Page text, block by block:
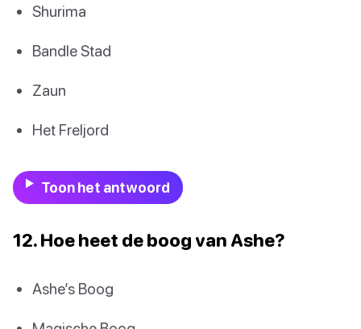
Shurima
Bandle Stad
Zaun
Het Freljord
Toon het antwoord
12. Hoe heet de boog van Ashe?
Ashe’s Boog